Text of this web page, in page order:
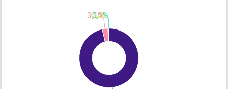
3,1%
0,4%
0,1%